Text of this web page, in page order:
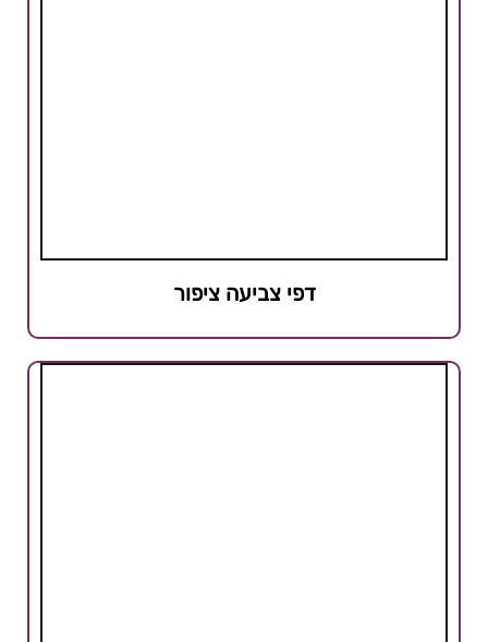
דפי צביעה ציפור